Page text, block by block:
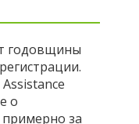
годовщины
о
за